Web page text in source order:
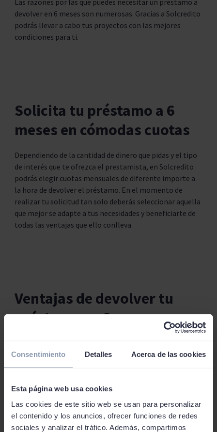
Consentimiento Detalles Acerca de las cookies
Esta página web usa cookies
Las cookies de este sitio web se usan para personalizar
el contenido y los anuncios, ofrecer funciones de redes
sociales y analizar el tráfico. Además, compartimos
Las razones por las que puedes necesitar un préstamo a
devolver en 6 meses son numerosas. Gracias a Solcredito
podrás llevar a cabo tus proyectos con las mejores
condiciones para ti.
Solicita tu préstamo a 6
meses en cómodas cuotas
Dependiendo de la cantidad de dinero que pidas y el tipo
de interés que te ofrezca el prestamista, en Solcredito
podrás elegir cuotas mensuales de diferente importe a
la hora de devolver el préstamo. En el momento de
realizar tu solicitud tan solo deberás seleccionar aquella
que mejor se adapte a tus necesidades y beneficiarte de
todas las ventajas que ello conlleva.
Ventajas de devolver tu
préstamo en 6 meses
es que los intereses totales que se pagan son menores
en comparación a los préstamos a largo plazo. Por otro